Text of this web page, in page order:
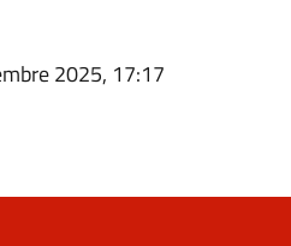
2025, 17:17